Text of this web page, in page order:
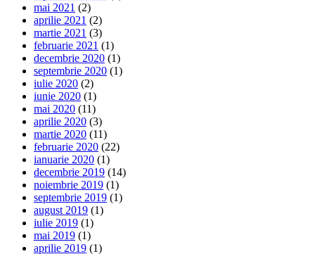
mai 2021 (2)
aprilie 2021 (2)
martie 2021 (3)
februarie 2021 (1)
decembrie 2020 (1)
septembrie 2020 (1)
iulie 2020 (2)
iunie 2020 (1)
mai 2020 (11)
aprilie 2020 (3)
martie 2020 (11)
februarie 2020 (22)
ianuarie 2020 (1)
decembrie 2019 (14)
noiembrie 2019 (1)
septembrie 2019 (1)
august 2019 (1)
iulie 2019 (1)
mai 2019 (1)
aprilie 2019 (1)